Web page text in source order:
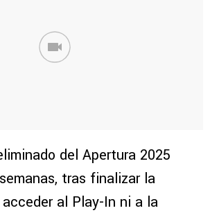
del Apertura 2025
tras finalizar la
al Play-In ni a la